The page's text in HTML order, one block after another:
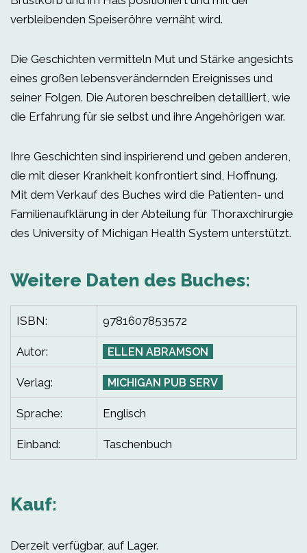
verbleibenden Speiseröhre vernäht wird.
Die Geschichten vermitteln Mut und Stärke angesichts
eines großen lebensverändernden Ereignisses und
seiner Folgen. Die Autoren beschreiben detailliert, wie
die Erfahrung für sie selbst und ihre Angehörigen war.
Ihre Geschichten sind inspirierend und geben anderen,
die mit dieser Krankheit konfrontiert sind, Hoffnung.
Mit dem Verkauf des Buches wird die Patienten- und
Familienaufklärung in der Abteilung für Thoraxchirurgie
des University of Michigan Health System unterstützt.
Weitere Daten des Buches:
ISBN: 9781607853572
Autor: ELLEN ABRAMSON
Verlag: MICHIGAN PUB SERV
Sprache: Englisch
Einband: Taschenbuch
Kauf:
Derzeit verfügbar, auf Lager.